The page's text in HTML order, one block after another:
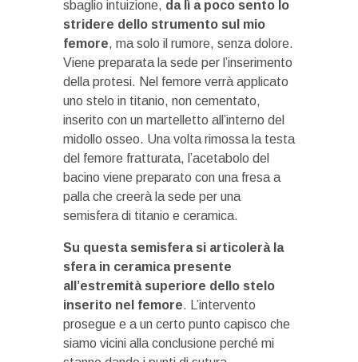
sbaglio intuizione, da lì a poco sento lo
stridere dello strumento sul mio
femore, ma solo il rumore, senza dolore.
Viene preparata la sede per l’inserimento
della protesi. Nel femore verrà applicato
uno stelo in titanio, non cementato,
inserito con un martelletto all’interno del
midollo osseo. Una volta rimossa la testa
del femore fratturata, l’acetabolo del
bacino viene preparato con una fresa a
palla che creerà la sede per una
semisfera di titanio e ceramica.
Su questa semisfera si articolerà la
sfera in ceramica presente
all’estremità superiore dello stelo
inserito nel femore. L’intervento
prosegue e a un certo punto capisco che
siamo vicini alla conclusione perché mi